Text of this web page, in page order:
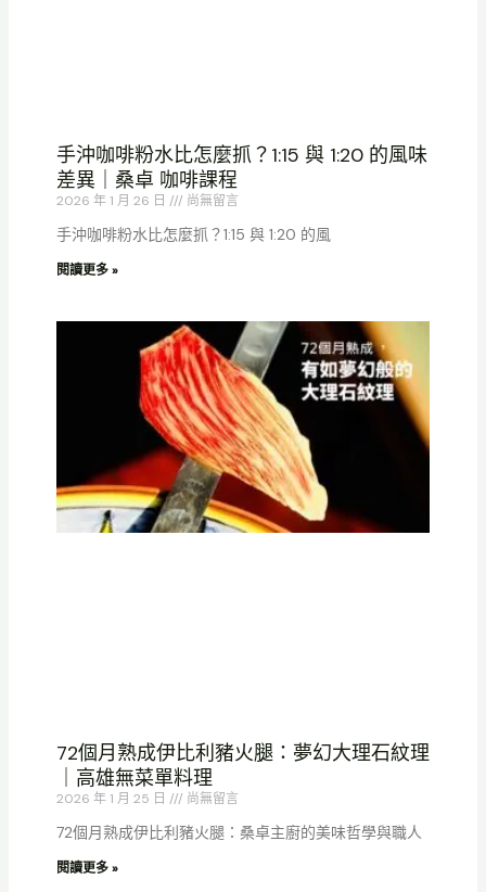
手沖咖啡粉水比怎麼抓？1:15 與 1:20 的風味
差異｜桑卓 咖啡課程
2026 年 1 月 26 日 尚無留言
手沖咖啡粉水比怎麼抓？1:15 與 1:20 的風
閱讀更多 »
72個月熟成伊比利豬火腿：夢幻大理石紋理
｜高雄無菜單料理
2026 年 1 月 25 日 尚無留言
72個月熟成伊比利豬火腿：桑卓主廚的美味哲學與職人
閱讀更多 »